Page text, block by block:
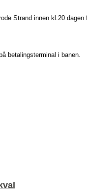
Strand innen kl.20 dagen
betalingsterminal i banen.